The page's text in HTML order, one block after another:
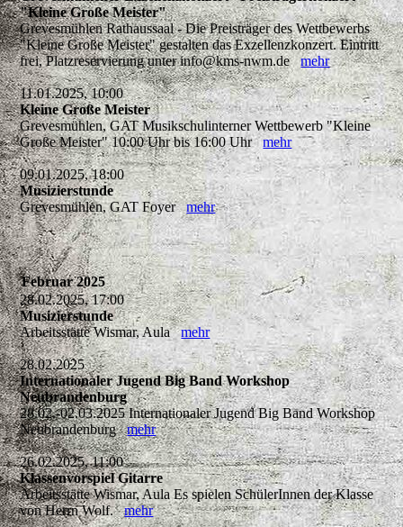
"Kleine Große Meister"
Grevesmühlen Rathaussaal - Die Preisträger des Wettbewerbs
"Kleine Große Meister" gestalten das Exzellenzkonzert. Eintritt
frei, Platzreservierung unter info@kms-nwm.demehr
11.01.2025, 10:00
Kleine Große Meister
Grevesmühlen, GAT Musikschulinterner Wettbewerb "Kleine
Große Meister" 10:00 Uhr bis 16:00 Uhrmehr
09.01.2025, 18:00
Musizierstunde
Grevesmühlen, GAT Foyermehr
Februar 2025
28.02.2025, 17:00
Musizierstunde
Arbeitsstätte Wismar, Aulamehr
28.02.2025
Internationaler Jugend Big Band Workshop
Neubrandenburg
28.02.-02.03.2025 Internationaler Jugend Big Band Workshop
Neubrandenburgmehr
26.02.2025, 11:00
Klassenvorspiel Gitarre
Arbeitsstätte Wismar, Aula Es spielen SchülerInnen der Klasse
von Herrn Wolf.mehr